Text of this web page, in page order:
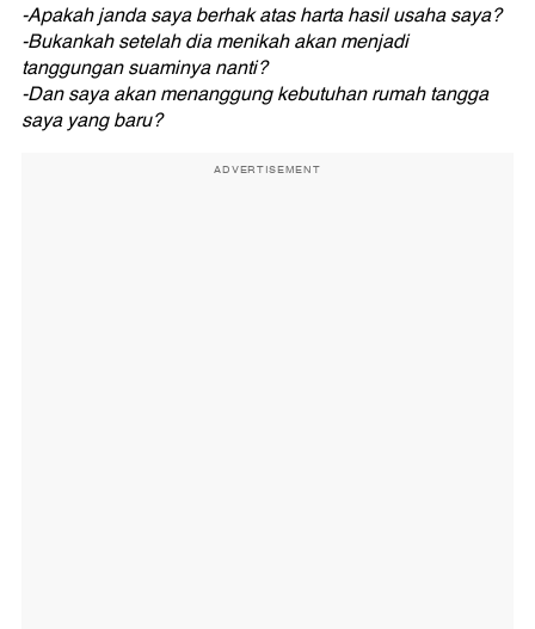
-Apakah janda saya berhak atas harta hasil usaha saya?
-Bukankah setelah dia menikah akan menjadi
tanggungan suaminya nanti?
-Dan saya akan menanggung kebutuhan rumah tangga
saya yang baru?
ADVERTISEMENT